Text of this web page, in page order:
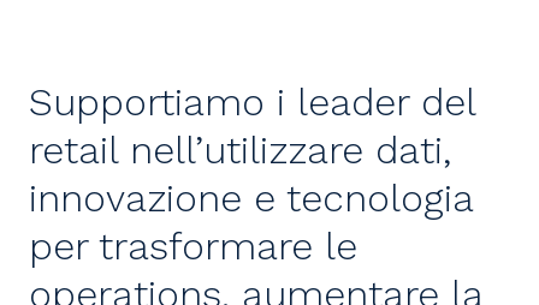
Supportiamo i leader del
retail nell’utilizzare dati,
innovazione e tecnologia
per trasformare le
operations, aumentare la